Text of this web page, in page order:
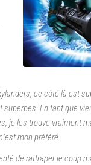
ce côté là est
En tant que
je les trouve vraiment
mon préféré.
de rattraper le coup